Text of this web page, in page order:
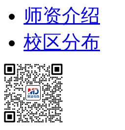
师资介绍
校区分布